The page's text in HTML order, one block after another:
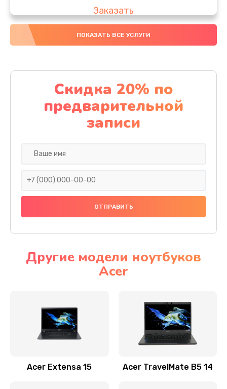
Заказать
Замена южного моста
Заказать
Чистка от пыли
1060 руб.
Заказать
Ремонт подсветки
Настройка BIOS
Замена видеочипа
Заказать
ПОКАЗАТЬ ВСЕ УСЛУГИ
Скидка 20% по
предварительной
записи
Другие модели ноутбуков
Acer
Acer Extensa 15 Acer TravelMate B5 14